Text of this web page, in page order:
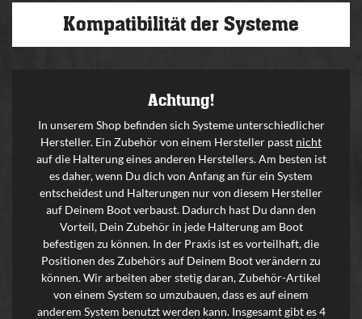
Kompatibilität der Systeme
Achtung!
In unserem Shop befinden sich Systeme unterschiedlicher
Hersteller. Ein Zubehör von einem Hersteller passt nicht
auf die Halterung eines anderen Herstellers. Am besten ist
es daher, wenn Du dich von Anfang an für ein System
entscheidest und Halterungen nur von diesem Hersteller
auf Deinem Boot verbaust. Dadurch hast Du dann den
Vorteil, Dein Zubehör in jede Halterung am Boot
befestigen zu können. In der Praxis ist es vorteilhaft, die
Positionen des Zubehörs auf Deinem Boot verändern zu
können. Wir arbeiten aber stetig daran, Zubehör-Artikel
von einem System so umzubauen, dass es auf einem
anderem System benutzt werden kann. Insgesamt gibt es 4